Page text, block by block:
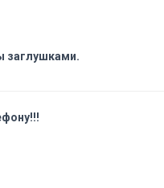
заглушками.